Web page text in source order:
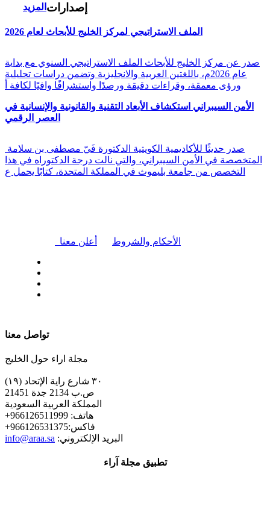
المزيد إصدارات
الملف الاستراتيجي لمركز الخليج للأبحاث لعام 2026
صدر عن مركز الخليج للأبحاث الملف الاستراتيجي السنوي مع بداية
عام 2026م، باللغتين العربية والانجليزية وتضمن دراسات تحليلية
ورؤى معمقة، وقراءات دقيقة ورصدًا واستشرافًا وافيًا لكافة أ
الأمن السيبراني استكشاف الأبعاد التقنية والقانونية والإنسانية في
العصر الرقمي
المتخصصة في الأمن السيبراني، والتي نالت درجة الدكتوراه في هذا
التخصص من جامعة بليموث في المملكة المتحدة، كتابًا يحمل ع
أعلن معنا الأحكام والشروط
تواصل معنا
مجلة اراء حول الخليج
٣٠ شارع راية الإتحاد (١٩)
ص.ب 2134 جدة 21451
المملكة العربية السعودية
+هاتف: 966126511999
+فاكس:966126531375
info@araa.sa :البريد الإلكتروني
تطبيق مجلة آراء